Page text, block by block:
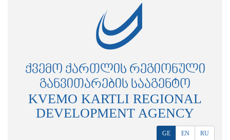
ᲥᲕᲔᲛᲝ ᲥᲐᲠᲗᲚᲘᲡ ᲠᲔᲒᲘᲝᲜᲣᲚᲘ
ᲒᲐᲜᲕᲘᲗᲐᲠᲔᲑᲘᲡ ᲡᲐᲐᲒᲔᲜᲢᲝ
KVEMO KARTLI REGIONAL
DEVELOPMENT AGENCY
GE EN RU